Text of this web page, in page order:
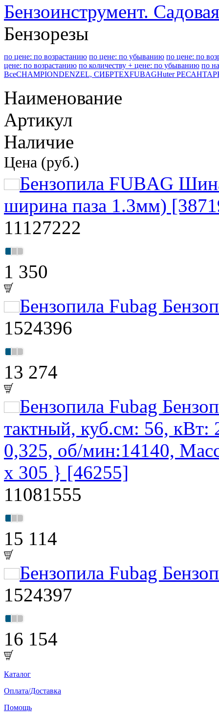
Бензоинструмент.
Бензорезы
по цене: по возрастанию по цене: по убыванию по цене: по
цене: по возрастанию по количеству + цене: по убыванию по
ВсеCHAMPIONDENZEL, СИБРТЕХFUBAGHuter РЕСАНТА
Наименование
Артикул
Наличие
Цена (руб.)
Бензопила FUBAG
ширина паза 1.3мм)
11127222
1 350
Бензопила Fubag
1524396
13 274
Бензопила Fubag
тактный, куб.см: 56,
0,325, об/мин:14140,
х 305 } [46255]
11081555
15 114
Бензопила Fubag
1524397
16 154
Каталог
Оплата/Доставка
Помощь